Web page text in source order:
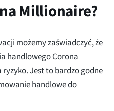
Millionaire?
możemy zaświadczyć, że
handlowego Corona
Jest to bardzo godne
handlowe do